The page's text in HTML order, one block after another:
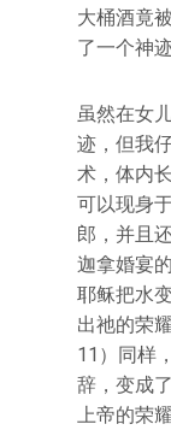
大桶酒竟
了一个神
虽然在女
迹，但我
术，体内
可以现身
郎，并且
迦拿婚宴
耶稣把水
出祂的荣
11）同样
辞，变成
上帝的荣